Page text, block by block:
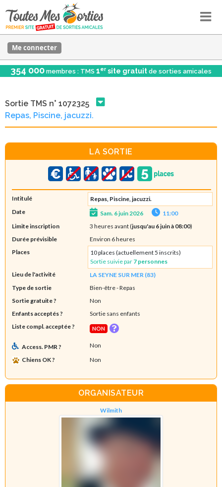
Me connecter
354 000 membres : TMS 1er site gratuit de sorties amicales
Sortie TMS n° 1072325
Repas, Piscine, jacuzzi.
LA SORTIE
Intitulé
Repas, Piscine, jacuzzi.
Date
Sam. 6 juin 2026
11:00
Limite inscription
3 heures avant (jusqu'au 6 juin à 08:00)
Durée prévisible
Environ 6 heures
Places
10 places (actuellement 5 inscrits)
Sortie suivie par 7 personnes
Lieu de l'activité
LA SEYNE SUR MER (83)
Type de sortie
Bien-être- Repas
Sortie gratuite ?
Non
Enfants acceptés ?
Sortie sans enfants
Liste compl. acceptée ?
NON
Access. PMR ?
Non
Chiens OK ?
Non
ORGANISATEUR
Wilmith